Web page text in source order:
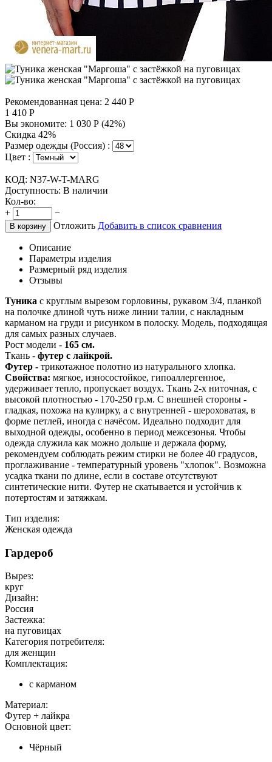
Рекомендованная цена: 2 440 Р
1 410 Р
Вы экономите: 1 030 Р (42%)
Скидка 42%
Размер одежды (Россия) :
Цвет :
КОД: N37-W-T-MARG
Доступность: В наличии
Кол-во:
+
−
В корзину Отложить Добавить в список сравнения
Описание
Параметры изделия
Размерный ряд изделия
Отзывы
Туника с круглым вырезом горловины, рукавом 3/4, планкой
на полочке длиной чуть ниже линии талии, с накладным
карманом на груди и рисунком в полоску. Модель, подходящая
для самых разных случаев.
Рост модели - 165 см.
Ткань - футер с лайкрой.
Футер - трикотажное полотно из натурального хлопка.
Свойства: мягкое, износостойкое, гипоаллергенное,
удерживает тепло, пропускает воздух. Ткань 2-х ниточная, с
высокой плотностью - 170-250 гр.м. С внешней стороны -
гладкая, похожа на кулирку, а с внутренней - шероховатая, в
форме петлей, иногда с начёсом. Идеально подходит для
выходной одежды, особенно в период межсезонья. Чтобы
одежда служила как можно дольше и держала форму,
рекомендуем соблюдать режим стирки не более 40 градусов,
проглаживание - температурный уровень "хлопок". Возможна
усадка ткани по длине, если в составе отсутствуют
синтетические нити. Футер не скатывается и устойчив к
потертостям и затяжкам.
Тип изделия:
Женская одежда
Гардероб
Вырез:
круг
Дизайн:
Россия
Застежка:
на пуговицах
Категория потребителя:
для женщин
Комплектация:
с карманом
Материал:
Футер + лайкра
Основной цвет:
Чёрный